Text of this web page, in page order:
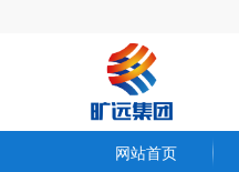
网站首页